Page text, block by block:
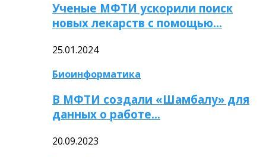
Ученые МФТИ ускорили поиск
новых лекарств с помощью…
25.01.2024
Биоинформатика
В МФТИ создали «Шамбалу» для
данных о работе…
20.09.2023